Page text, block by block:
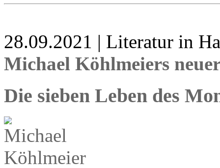
28.09.2021 | Literatur in
Michael Köhlmeiers
Die sieben Leben des